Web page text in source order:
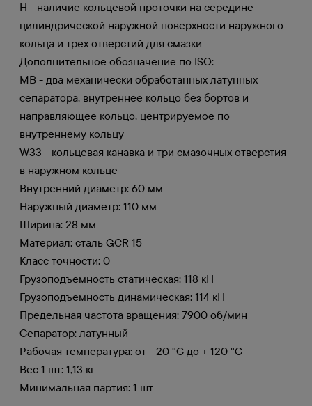
Н - наличие кольцевой проточки на середине
цилиндрической наружной поверхности наружного
кольца и трех отверстий для смазки
Дополнительное обозначение по ISO:
MB - два механически обработанных латунных
сепаратора, внутреннее кольцо без бортов и
направляющее кольцо, центрируемое по
внутреннему кольцу
W33 - кольцевая канавка и три смазочных отверстия
в наружном кольце
Внутренний диаметр: 60 мм
Наружный диаметр: 110 мм
Ширина: 28 мм
Материал: сталь GCR 15
Класс точности: 0
Грузоподъемность статическая: 118 кН
Грузоподъемность динамическая: 114 кН
Предельная частота вращения: 7900 об/мин
Сепаратор: латунный
Рабочая температура: от - 20 °С до + 120 °С
Вес 1 шт: 1,13 кг
Минимальная партия: 1 шт